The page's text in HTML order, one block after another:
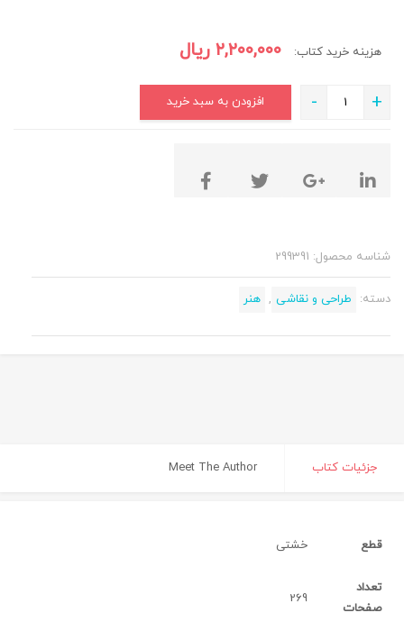
هزینه خرید کتاب: ۲,۲۰۰,۰۰۰ ریال
+
- افزودن به سبد خرید
شناسه محصول: 299391
دسته: طراحی و نقاشی , هنر
جزئیات کتاب Meet The Author
قطع خشتی‌
تعداد
صفحات
269